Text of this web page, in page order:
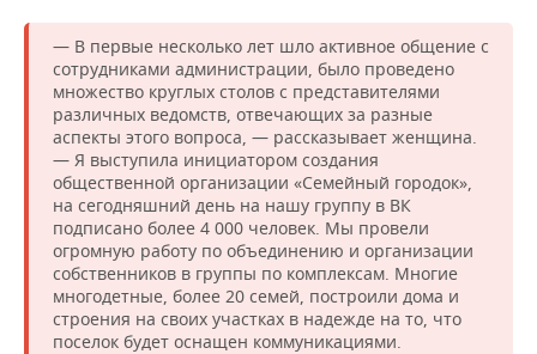
— В первые несколько лет шло активное общение с
сотрудниками администрации, было проведено
множество круглых столов с представителями
различных ведомств, отвечающих за разные
аспекты этого вопроса, — рассказывает женщина.
— Я выступила инициатором создания
общественной организации «Семейный городок»,
на сегодняшний день на нашу группу в ВК
подписано более 4 000 человек. Мы провели
огромную работу по объединению и организации
собственников в группы по комплексам. Многие
многодетные, более 20 семей, построили дома и
строения на своих участках в надежде на то, что
поселок будет оснащен коммуникациями.